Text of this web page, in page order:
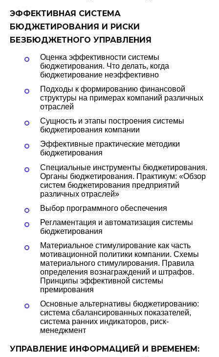
ЭФФЕКТИВНАЯ СИСТЕМА
БЮДЖЕТИРОВАНИЯ И РИСКИ
БЕЗБЮДЖЕТНОГО УПРАВЛЕНИЯ
Оценка эффективности системы
бюджетирования. Что делать, когда
бюджетирование неэффективно
Подходы к формированию финансовой
структуры на примерах компаний различных
отраслей
Сущность и этапы построения системы
бюджетирования компании
Эффективные практические методики
бюджетирования
Специальные инструменты бюджетирования.
Органы бюджетирования. Практикум: «Обзор
систем бюджетирования предприятий
различных отраслей»
Выбор программного обеспечения
Регламентация и автоматизация системы
бюджетирования
Материальное стимулирование как часть
мотивационной политики компании. Схемы
материального стимулирования. Правила
определения вознаграждений и штрафов.
Принципы эффективной системы
премирования
Основные альтернативы бюджетированию:
система сбалансированных показателей,
система ранних индикаторов, риск-
менеджмент
УПРАВЛЕНИЕ ИНФОРМАЦИЕЙ И ВРЕМЕНЕМ: